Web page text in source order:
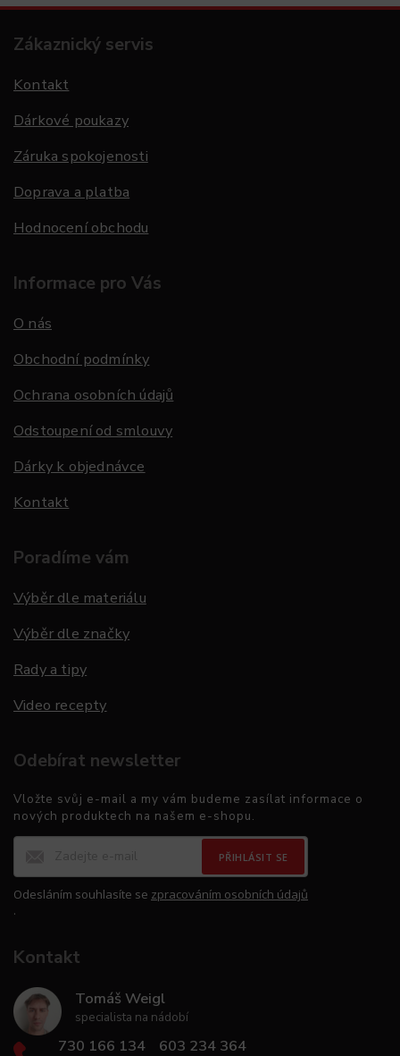
Zákaznický servis
Kontakt
Dárkové poukazy
Záruka spokojenosti
Doprava a platba
Hodnocení obchodu
Informace pro Vás
O nás
Obchodní podmínky
Ochrana osobních údajů
Odstoupení od smlouvy
Dárky k objednávce
Kontakt
Poradíme vám
Výběr dle materiálu
Výběr dle značky
Rady a tipy
Video recepty
Odebírat newsletter
Vložte svůj e-mail a my vám budeme zasílat informace o
nových produktech na našem e-shopu.
PŘIHLÁSIT SE
Odesláním souhlasíte se zpracováním osobních údajů
.
Kontakt
Tomáš Weigl
specialista na nádobí
730 166 134 603 234 364